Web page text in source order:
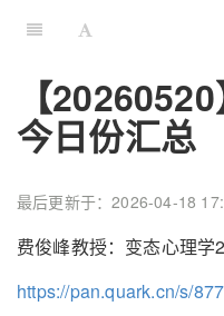
【
今日份汇总
最后更新于：2026-04-18
费俊峰教授：变态心理学
https://pan.quark.cn/s/